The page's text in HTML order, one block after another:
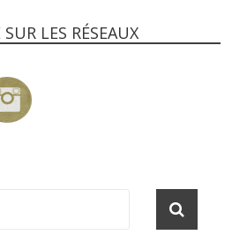
LES RÉSEAUX